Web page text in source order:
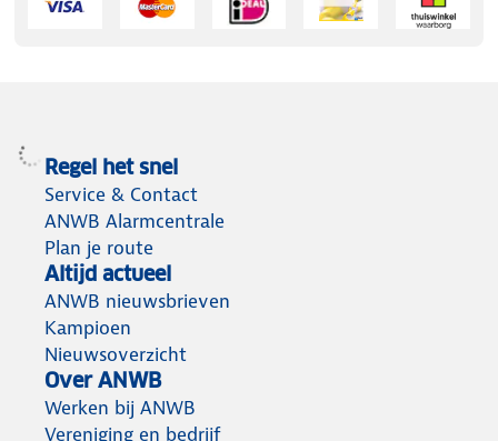
Regel het snel
Service & Contact
ANWB Alarmcentrale
Plan je route
Altijd actueel
ANWB nieuwsbrieven
Kampioen
Nieuwsoverzicht
Over ANWB
Werken bij ANWB
Vereniging en bedrijf